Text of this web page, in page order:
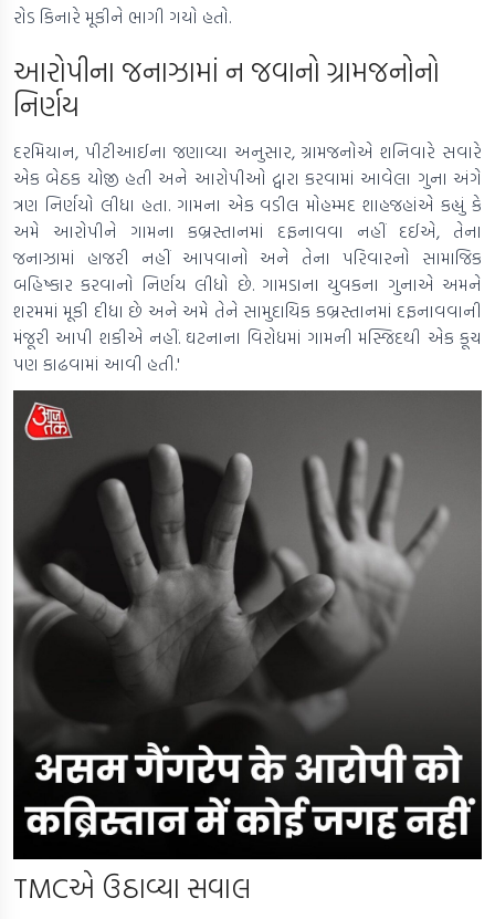
રોડ કિનારે મૂકીને ભાગી ગયો હતો.
આરોપીના જનાઝામાં ન જવાનો ગ્રામજનોનો
નિર્ણય
દરમિયાન, પીટીઆઈના જણાવ્યા અનુસાર, ગ્રામજનોએ શનિવારે સવારે
એક બેઠક યોજી હતી અને આરોપીઓ દ્વારા કરવામાં આવેલા ગુના અંગે
ત્રણ નિર્ણયો લીધા હતા. ગામના એક વડીલ મોહમ્મદ શાહજહાંએ કહ્યું કે
અમે આરોપીને ગામના કબ્રસ્તાનમાં દફનાવવા નહીં દઈએ, તેના
જનાઝામાં હાજરી નહીં આપવાનો અને તેના પરિવારનો સામાજિક
બહિષ્કાર કરવાનો નિર્ણય લીધો છે. ગામડાના યુવકના ગુનાએ અમને
શરમમાં મૂકી દીધા છે અને અમે તેને સામુદાયિક કબ્રસ્તાનમાં દફનાવવાની
મંજૂરી આપી શકીએ નહીં. ઘટનાના વિરોધમાં ગામની મસ્જિદથી એક કૂચ
પણ કાઢવામાં આવી હતી.'
TMCએ ઉઠાવ્યા સવાલ